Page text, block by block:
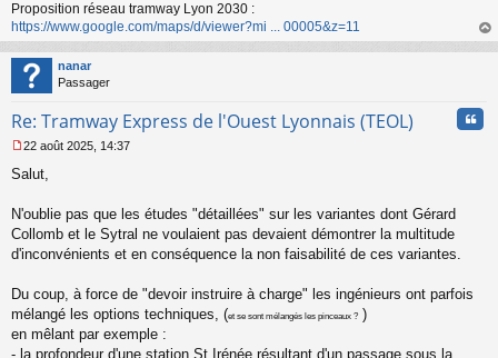
Proposition réseau tramway Lyon 2030 :
https://www.google.com/maps/d/viewer?mi ... 00005&z=11
au
nanar
Passager
Re: Tramway Express de l'Ouest Lyonnais (TEOL)
e
g
e
o
n
u
22 août 2025, 14:37
Salut,
N'oublie pas que les études "détaillées" sur les variantes dont Gérard
Collomb et le Sytral ne voulaient pas devaient démontrer la multitude
d'inconvénients et en conséquence la non faisabilité de ces variantes.
Du coup, à force de "devoir instruire à charge" les ingénieurs ont parfois
mélangé les options techniques, (et se sont mélangés les pinceaux ?)
en mêlant par exemple :
- la profondeur d'une station St Irénée résultant d'un passage sous la